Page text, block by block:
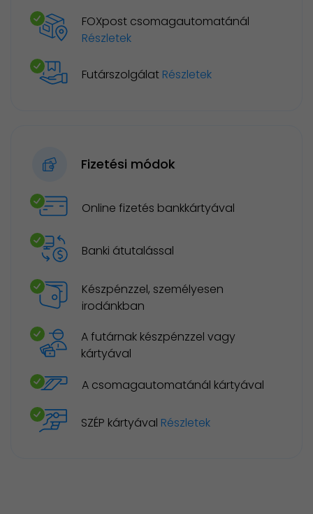
FOXpost csomagautomatánál
Részletek
Futárszolgálat Részletek
Fizetési módok
Online fizetés bankkártyával
Banki átutalással
Készpénzzel, személyesen
irodánkban
A futárnak készpénzzel vagy
kártyával
A csomagautomatánál kártyával
SZÉP kártyával Részletek